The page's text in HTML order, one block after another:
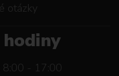
otázky
8:00 - 17:00